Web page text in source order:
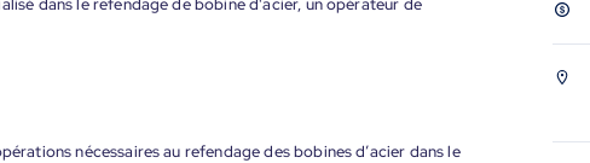
dans le refendage de bobine d'acier, un opérateur de
nécessaires au refendage des bobines d’acier dans le